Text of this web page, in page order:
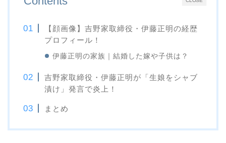
【顔画像】吉野家取締役・伊藤正明の経歴
プロフィール！
伊藤正明の家族｜結婚した嫁や子供は？
吉野家取締役・伊藤正明が「生娘をシャブ
漬け」発言で炎上！
まとめ